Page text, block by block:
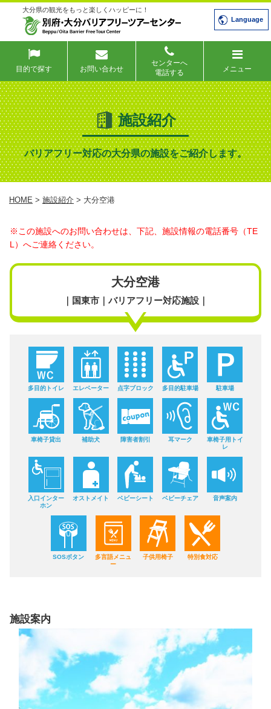
大分県の観光をもっと楽しくハッピーに！
Language
目的で探す お問い合わせ
センターへ
電話する
メニュー
施設紹介
バリアフリー対応の大分県の施設をご紹介します。
HOME > 施設紹介 > 大分空港
※この施設へのお問い合わせは、下記、施設情報の電話番号（TE
L）へご連絡ください。
大分空港
｜国東市｜バリアフリー対応施設｜
多目的トイレ エレベーター 点字ブロック 多目的駐車場 駐車場
車椅子貸出 補助犬 障害者割引 耳マーク
車椅子用トイ
レ
入口インター
ホン
オストメイト ベビーシート ベビーチェア 音声案内
SOSボタン
多言語メニュ
ー
子供用椅子 特別食対応
施設案内